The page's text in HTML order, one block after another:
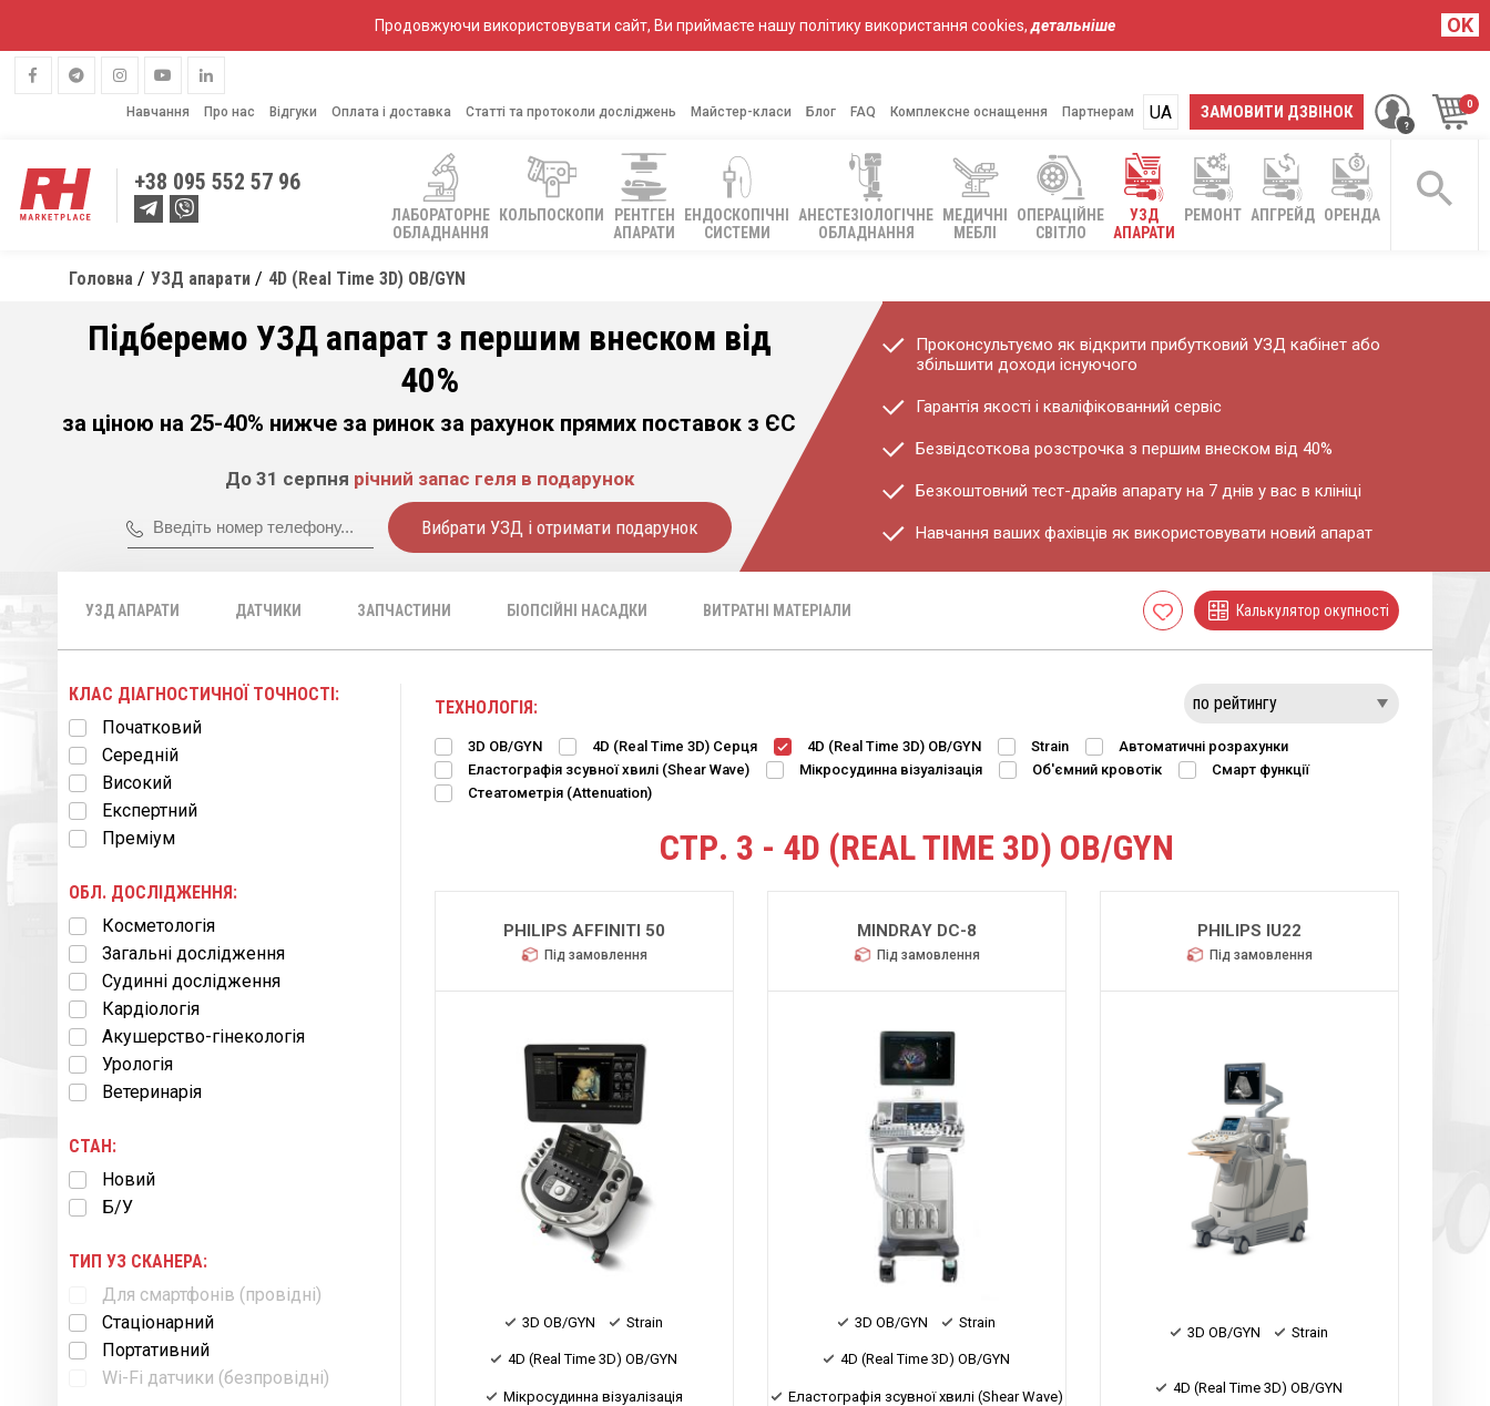
Продовжуючи використовувати сайт, Ви приймаєте нашу політику використання cookies,детальніше OK
Навчання Про нас Відгуки Оплата і доставка Статті та протоколи досліджень Майстер-класи Блог FAQ Комплексне оснащення Партнерам ЗАМОВИТИ ДЗВІНОК
UA
RU
+38 095 552 57 96
ЛАБОРАТОРНЕ
ОБЛАДНАННЯ
КОЛЬПОСКОПИ
РЕНТГЕН
АПАРАТИ
ЕНДОСКОПІЧНІ
СИСТЕМИ
АНЕСТЕЗІОЛОГІЧНЕ
ОБЛАДНАННЯ
МЕДИЧНІ
МЕБЛІ
ОПЕРАЦІЙНЕ
СВІТЛО
УЗД
АПАРАТИ
РЕМОНТ АПГРЕЙД ОРЕНДА
Головна УЗД апарати 4D (Real Time 3D) OB/GYN
Підберемо УЗД апарат з першим внеском від
40%
за ціною на 25-40% нижче за ринок за рахунок прямих поставок з ЄС
До 31 серпня річний запас геля в подарунок
Вибрати УЗД і отримати подарунок
Проконсультуємо як відкрити прибутковий УЗД кабінет або
збільшити доходи існуючого
Гарантія якості і кваліфікованний сервіс
Безвідсоткова розстрочка з першим внеском від 40%
Безкоштовний тест-драйв апарату на 7 днів у вас в клініці
Навчання ваших фахівців як використовувати новий апарат
УЗД АПАРАТИ ДАТЧИКИ ЗАПЧАСТИНИ БІОПСІЙНІ НАСАДКИ
ВИТРАТНІ МАТЕРІАЛИ
Cписок
Калькулятор окупності
ТЕХНОЛОГІЯ:
3D OB/GYN 4D (Real Time 3D) Cерця 4D (Real Time 3D) OB/GYN Strain
Автоматичні розрахунки
Еластографія зсувної хвилі (Shear Wave)
Мікросудинна візуалізація Об'ємний кровотік
Смарт функції
Стеатометрія (Attenuation)
КЛАС ДІАГНОСТИЧНОЇ ТОЧНОСТІ:
Початковий
Середній
Високий
Експертний
Преміум
ОБЛ. ДОСЛІДЖЕННЯ:
Косметологія
Загальні дослідження
Судинні дослідження
Кардіологія
Акушерство-гінекологія
Урологія
Ветеринарія
СТАН:
Новий
Б/У
ТИП УЗ СКАНЕРА:
Для смартфонів (провідні)
Cтаціонарний
Портативний
Wi-Fi датчики (безпровідні)
СТР. 3 - 4D (REAL TIME 3D) OB/GYN
PHILIPS AFFINITI 50
Під замовлення
3D OB/GYN Strain
4D (Real Time 3D) OB/GYN
Мікросудинна візуалізація
MINDRAY DC-8
Під замовлення
3D OB/GYN Strain
4D (Real Time 3D) OB/GYN
Еластографія зсувної хвилі (Shear Wave)
PHILIPS IU22
Під замовлення
3D OB/GYN Strain
4D (Real Time 3D) OB/GYN